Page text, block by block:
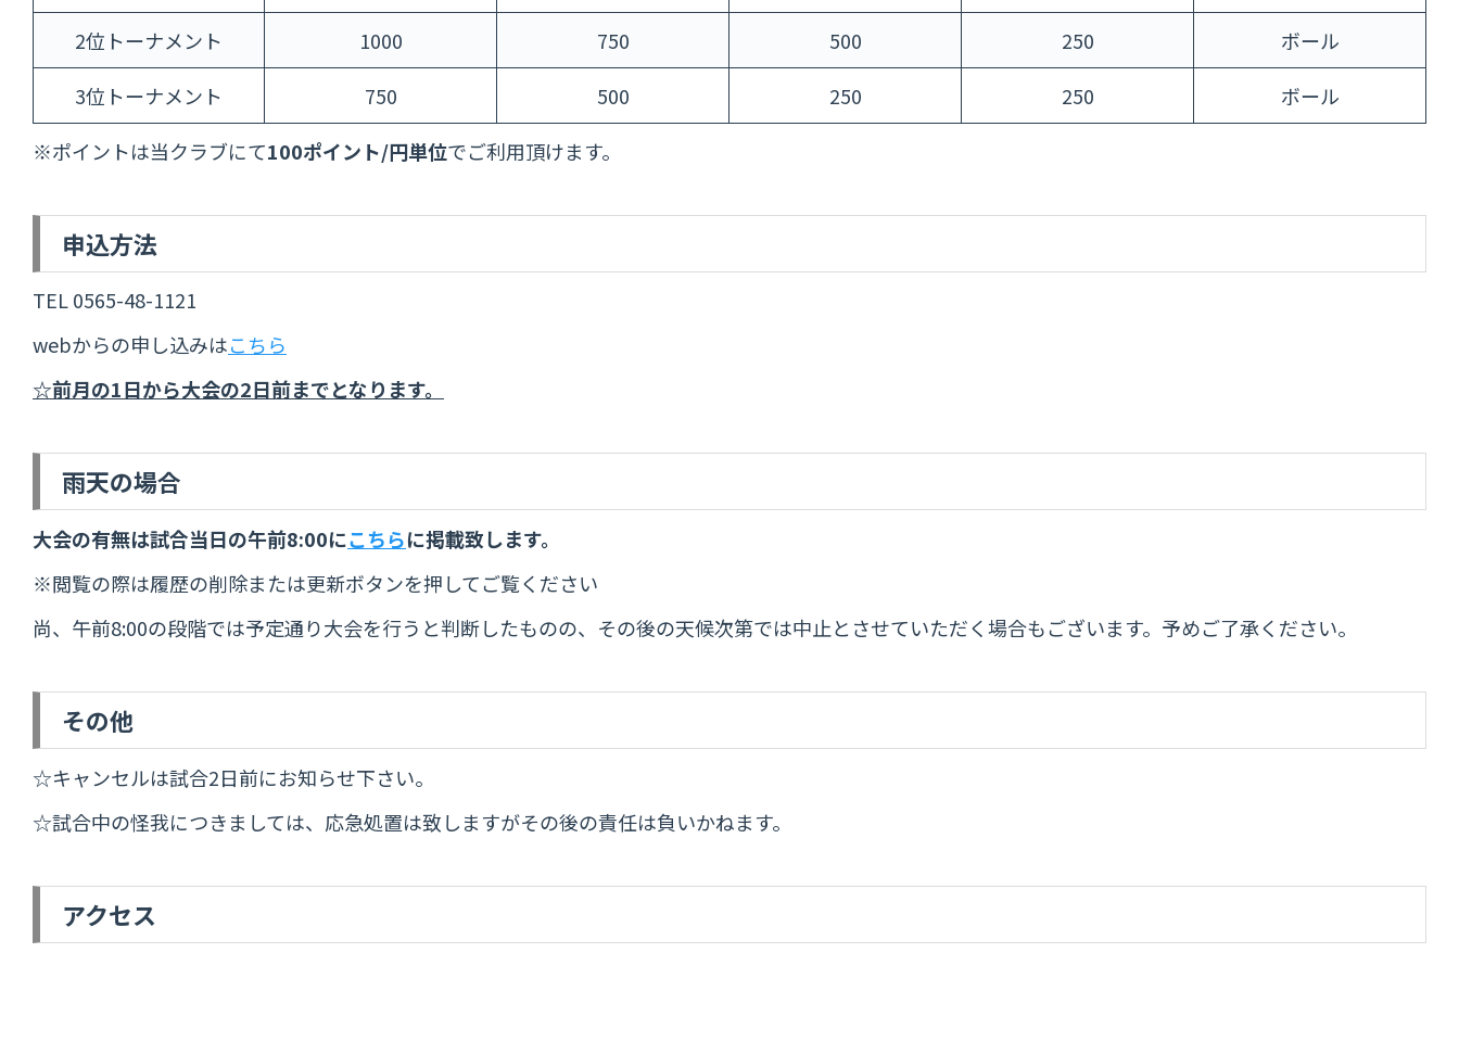
2位トーナメント
1000 750 500 250
ボール
3位トーナメント
750 500 250 250
ボール
※ポイントは当クラブにて100ポイント/円単位でご利用頂けます。
申込方法
TEL 0565-48-1121
webからの申し込みはこちら
☆前月の1日から大会の2日前までとなります。
雨天の場合
大会の有無は試合当日の午前8:00にこちらに掲載致します。
※閲覧の際は履歴の削除または更新ボタンを押してご覧ください
尚、午前8:00の段階では予定通り大会を行うと判断したものの、その後の天候次第では中止とさせていただく場合もございます。予めご了承ください。
その他
☆キャンセルは試合2日前にお知らせ下さい。
☆試合中の怪我につきましては、応急処置は致しますがその後の責任は負いかねます。
アクセス